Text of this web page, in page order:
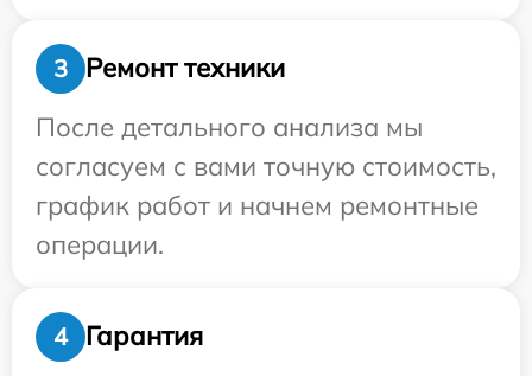
3
Ремонт техники
После детального анализа мы
согласуем с вами точную стоимость,
график работ и начнем ремонтные
операции.
4
Гарантия